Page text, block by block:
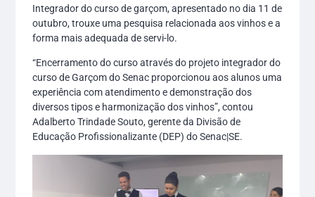
Integrador do curso de garçom, apresentado no dia 11 de
outubro, trouxe uma pesquisa relacionada aos vinhos e a
forma mais adequada de servi-lo.
“Encerramento do curso através do projeto integrador do
curso de Garçom do Senac proporcionou aos alunos uma
experiência com atendimento e demonstração dos
diversos tipos e harmonização dos vinhos”, contou
Adalberto Trindade Souto, gerente da Divisão de
Educação Profissionalizante (DEP) do Senac|SE.